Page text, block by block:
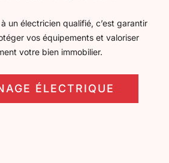
un électricien qualifié, c’est garantir
vos équipements et valoriser
votre bien immobilier.
ÉLECTRIQUE